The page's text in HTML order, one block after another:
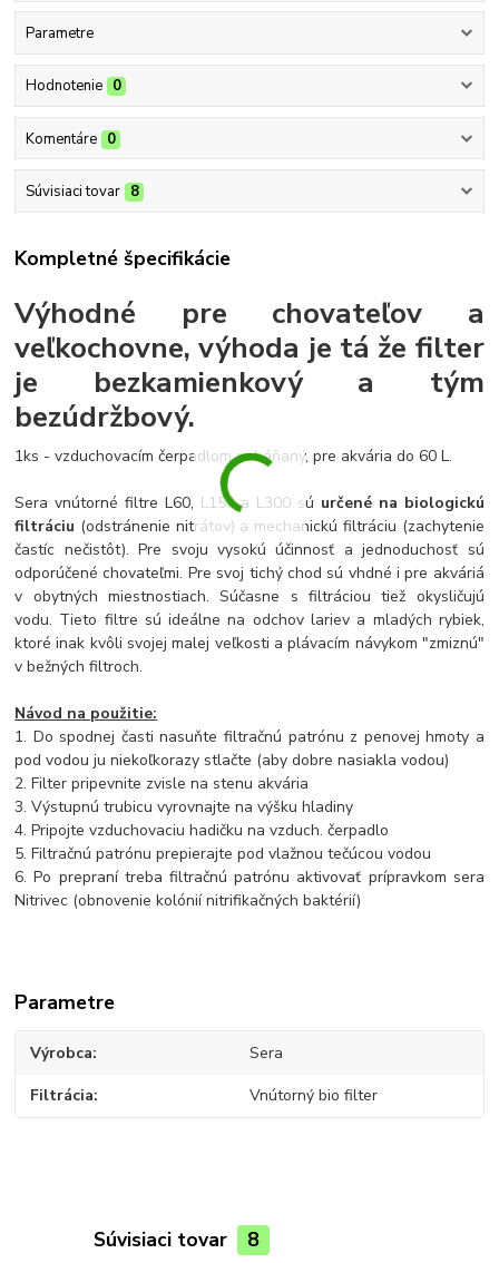
Parametre
Hodnotenie 0
Komentáre 0
Súvisiaci tovar 8
Kompletné špecifikácie
Výhodné pre chovateľov a
veľkochovne, výhoda je tá že filter
je bezkamienkový a tým
bezúdržbový.
1ks - vzduchovacím čerpadlom poháňaný, pre akvária do 60 L.
Sera vnútorné filtre L60, L150 a L300 sú určené na biologickú
filtráciu (odstránenie nitrátov) a mechanickú filtráciu (zachytenie
častíc nečistôt). Pre svoju vysokú účinnosť a jednoduchosť sú
odporúčené chovateľmi. Pre svoj tichý chod sú vhdné i pre akváriá
v obytných miestnostiach. Súčasne s filtráciou tiež okysličujú
vodu. Tieto filtre sú ideálne na odchov lariev a mladých rybiek,
ktoré inak kvôli svojej malej veľkosti a plávacím návykom "zmiznú"
v bežných filtroch.
Návod na použitie:
1. Do spodnej časti nasuňte filtračnú patrónu z penovej hmoty a
pod vodou ju niekoľkorazy stlačte (aby dobre nasiakla vodou)
2. Filter pripevnite zvisle na stenu akvária
3. Výstupnú trubicu vyrovnajte na výšku hladiny
4. Pripojte vzduchovaciu hadičku na vzduch. čerpadlo
5. Filtračnú patrónu prepierajte pod vlažnou tečúcou vodou
6. Po prepraní treba filtračnú patrónu aktivovať prípravkom sera
Nitrivec (obnovenie kolónií nitrifikačných baktérií)
Parametre
Výrobca Sera
Filtrácia Vnútorný bio filter
Súvisiaci tovar 8